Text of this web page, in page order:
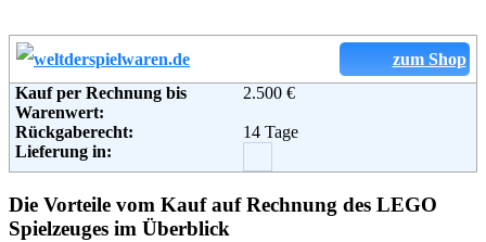
Soziale Kanäle:
Weiterführende
Informationen:
Blog, AGB
zum Shop
Kauf per Rechnung bis
Warenwert:
2.500 €
Rückgaberecht:
14 Tage
Lieferung in:
Die Vorteile vom Kauf auf Rechnung des LEGO
Spielzeuges im Überblick